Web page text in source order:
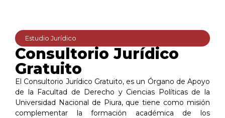
Estudio Jurídico
Consultorio Jurídico
Gratuito
El Consultorio Jurídico Gratuito, es un Órgano de Apoyo
de la Facultad de Derecho y Ciencias Políticas de la
Universidad Nacional de Piura, que tiene como misión
complementar la formación académica de los